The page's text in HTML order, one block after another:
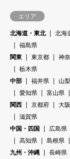
エリア
北海道・東北
北海
福島県
関東
東京都 神
栃木県
中部
福井県 山
愛知県
富山県
関西
京都府 大
滋賀県
中国・四国
広島県
高知県
島根県
九州・沖縄
長崎県